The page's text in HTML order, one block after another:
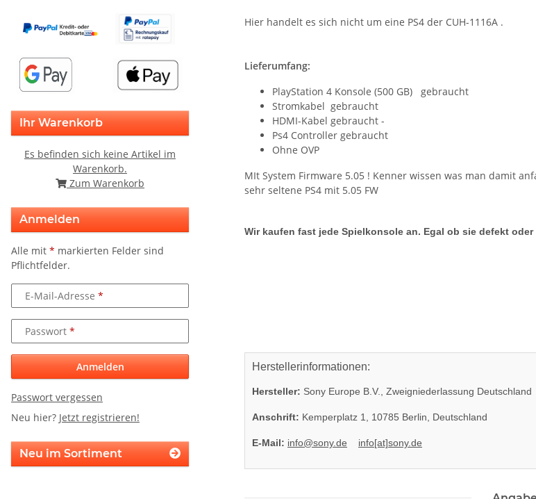
Hier handelt es sich nicht um eine PS4 der CUH-1116A .
Lieferumfang:
PlayStation 4 Konsole (500 GB) gebraucht
Stromkabel gebraucht
HDMI-Kabel gebraucht -
Ps4 Controller gebraucht
Ohne OVP
MIt System Firmware 5.05 ! Kenner wissen was man damit
sehr seltene PS4 mit 5.05 FW
Wir kaufen fast jede Spielkonsole an. Egal ob sie defekt
Herstellerinformationen:
Hersteller: Sony Europe B.V., Zweigniederlassung Deutschland
Anschrift: Kemperplatz 1, 10785 Berlin, Deutschland
E-Mail: info@sony.de info[at]sony.de
Ihr Warenkorb
Es befinden sich keine Artikel im
Warenkorb.
Zum Warenkorb
Anmelden
Alle mit * markierten Felder sind
Pflichtfelder.
E-Mail-Adresse
Passwort
Anmelden
Passwort vergessen
Neu hier? Jetzt registrieren!
Neu im Sortiment